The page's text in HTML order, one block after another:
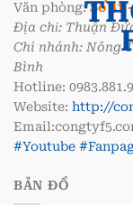
Văn phòng:Số 41
Địa chỉ: Thuận
Chi nhánh: Nông
Bình
Hotline:
Website: http://
#Youtube
BẢN ĐỒ